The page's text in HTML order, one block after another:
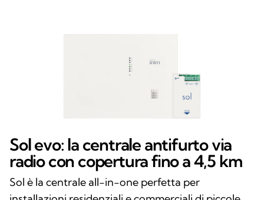
Sol evo: la centrale antifurto via
radio con copertura fino a 4,5 km
Sol è la centrale all-in-one perfetta per